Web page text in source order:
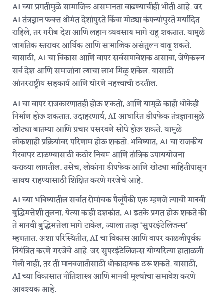
AI च्या प्रगतीमुळे सामाजिक असमानता वाढण्याचीही भीती आहे. जर
AI तंत्रज्ञान फक्त श्रीमंत देशांपुरते किंवा मोठ्या कंपन्यांपुरते मर्यादित
राहिले, तर गरीब देश आणि लहान व्यवसाय मागे राहू शकतात. यामुळे
जागतिक स्तरावर आर्थिक आणि सामाजिक असंतुलन वाढू शकते.
यासाठी, AI चा विकास आणि वापर सर्वसमावेशक असावा, जेणेकरून
सर्व देश आणि समाजांना त्याचा लाभ मिळू शकेल. यासाठी
आंतरराष्ट्रीय सहकार्य आणि धोरणे महत्त्वाची ठरतील.
AI चा वापर राजकारणातही होऊ शकतो, आणि यामुळे काही धोकेही
निर्माण होऊ शकतात. उदाहरणार्थ, AI आधारित डीपफेक तंत्रज्ञानामुळे
खोट्या बातम्या आणि प्रचार पसरवणे सोपे होऊ शकते. यामुळे
लोकशाही प्रक्रियांवर परिणाम होऊ शकतो. भविष्यात, AI चा राजकीय
गैरवापर टाळण्यासाठी कठोर नियम आणि तांत्रिक उपाययोजना
कराव्या लागतील. तसेच, लोकांना डीपफेक आणि खोट्या माहितीपासून
सावध राहण्यासाठी शिक्षित करणे गरजेचे आहे.
AI च्या भविष्यातील सर्वात रोमांचक पैलूंपैकी एक म्हणजे त्याची मानवी
बुद्धिमत्तेशी तुलना. येत्या काही दशकांत, AI इतके प्रगत होऊ शकते की
ते मानवी बुद्धिमत्तेला मागे टाकेल, ज्याला तज्ज्ञ ‘सुपरइंटेलिजन्स’
म्हणतात. अशा परिस्थितीत, AI चा विकास आणि वापर काळजीपूर्वक
नियंत्रित करणे गरजेचे आहे. जर सुपरइंटेलिजन्स योग्यरित्या हाताळली
गेली नाही, तर ती मानवजातीसाठी धोकादायक ठरू शकते. यासाठी,
AI च्या विकासात नीतिशास्त्र आणि मानवी मूल्यांचा समावेश करणे
आवश्यक आहे.